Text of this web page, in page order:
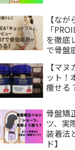
【な
「
を徹底
で骨盤
【マ
ット！
痩せる
骨盤矯
ツ、実
装着法
ド】